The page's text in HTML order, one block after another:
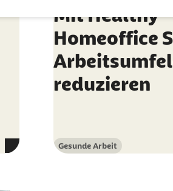
Mit Healthy
Homeoffice
reduzieren
Kategorie
Gesunde Arbeit